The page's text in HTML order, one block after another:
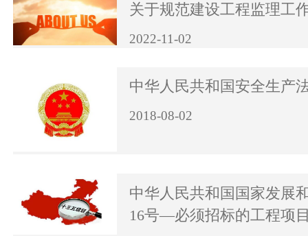
关于规范建设工程监理工
2022-11-02
中华人民共和国安全生产
2018-08-02
中华人民共和国国家发展
16号—必须招标的工程项